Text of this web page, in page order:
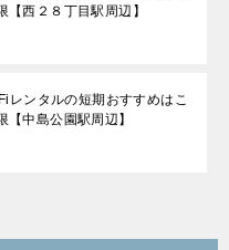
【西２８丁目駅周辺】
レンタルの短期おすすめはこ
【中島公園駅周辺】